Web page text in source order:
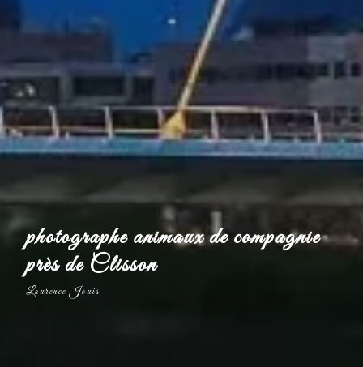
photographe animaux de compagnie
près de Clisson
Laurence Jouis